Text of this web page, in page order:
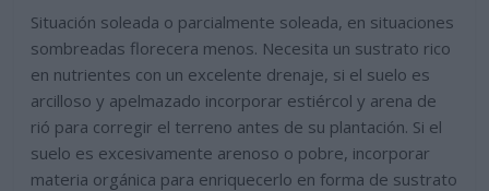
Situación soleada o parcialmente soleada, en situaciones
sombreadas florecera menos. Necesita un sustrato rico
en nutrientes con un excelente drenaje, si el suelo es
arcilloso y apelmazado incorporar estiércol y arena de
rió para corregir el terreno antes de su plantación. Si el
suelo es excesivamente arenoso o pobre, incorporar
materia orgánica para enriquecerlo en forma de sustrato